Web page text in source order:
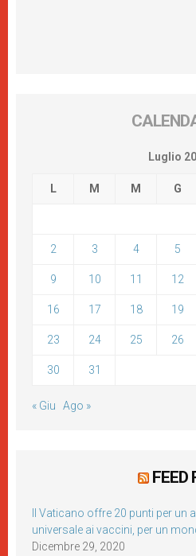
Luglio
L M M G
2 3 4 5
9 10 11 12
16 17 18 19
23 24 25 26
30 31
« Giu Ago »
FEED
Il Vaticano offre 20 punti per un
universale ai vaccini, per un
Dicembre 29, 2020